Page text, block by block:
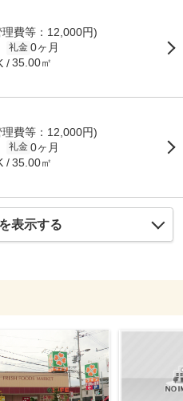
理費等：12,000円)
礼金 0ヶ月
35.00㎡
理費等：12,000円)
礼金 0ヶ月
35.00㎡
表示する